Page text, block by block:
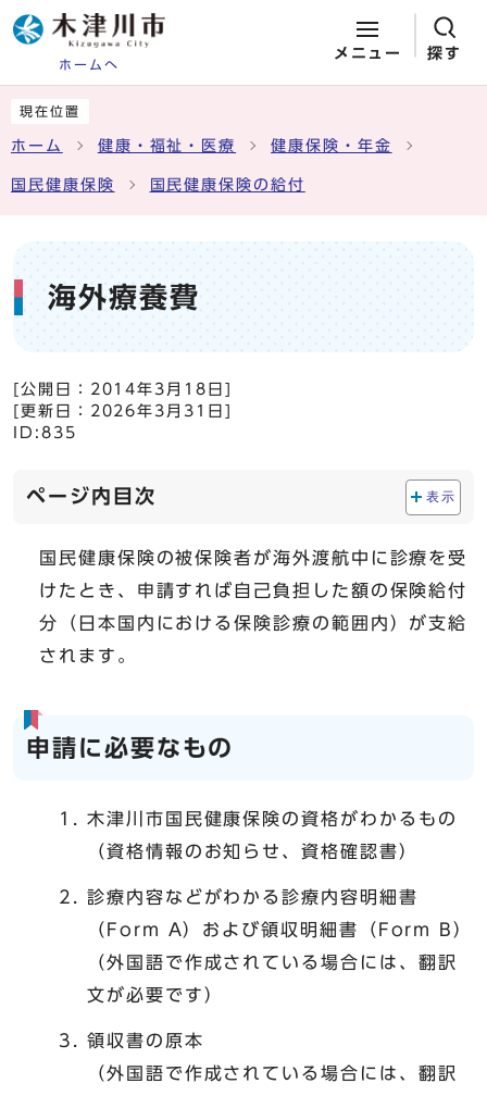
ホームへ
メニュー 探す
現在位置
ホーム 健康・福祉・医療 健康保険・年金
国民健康保険 国民健康保険の給付
海外療養費
[公開日： 2014年3月18日
[更新日： 2026年3月31日
ID:835
ページ内目次 表示
国民健康保険の被保険者が海外渡航中に診療を受
けたとき、申請すれば自己負担した額の保険給付
分（日本国内における保険診療の範囲内）が支給
されます。
申請に必要なもの
木津川市国民健康保険の資格がわかるもの
（資格情報のお知らせ、資格確認書）
診療内容などがわかる診療内容明細書
（Form A）および領収明細書（Form B）
（外国語で作成されている場合には、翻訳
文が必要です）
領収書の原本
（外国語で作成されている場合には、翻訳